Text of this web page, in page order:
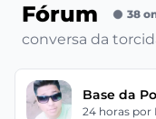
Fórum 38
conversa da
Base da
24 horas por